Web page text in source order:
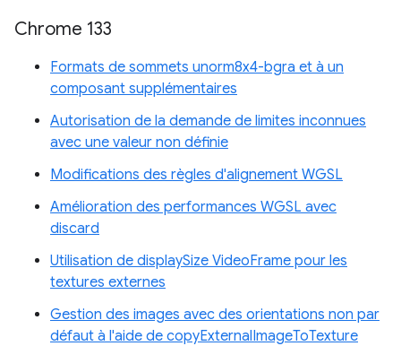
Chrome 133
Formats de sommets unorm8x4-bgra et à un
composant supplémentaires
Autorisation de la demande de limites inconnues
avec une valeur non définie
Modifications des règles d'alignement WGSL
Amélioration des performances WGSL avec
discard
Utilisation de displaySize VideoFrame pour les
textures externes
Gestion des images avec des orientations non par
défaut à l'aide de copyExternalImageToTexture